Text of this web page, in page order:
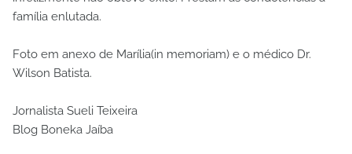
família enlutada.
Foto em anexo de Marília(in memoriam) e o médico Dr.
Wilson Batista.
Jornalista Sueli Teixeira
Blog Boneka Jaíba